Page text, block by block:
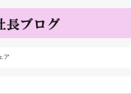
ア